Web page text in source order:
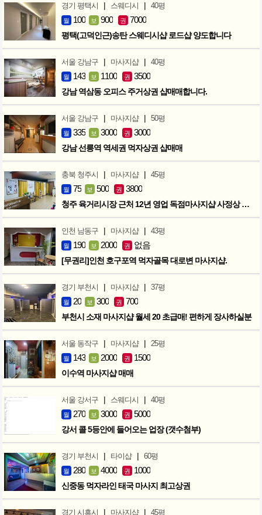
경기 평택시 | 스웨디시 | 40평
월 100 보 900 권 7000
평택(고덕인근)송탄 스웨디시샵 로드샵 양도합니다
서울 강남구 | 마사지샵 | 40평
월 143 보 1100 권 3500
강남 역삼동 오피스 주거상권 샵매매합니다.
서울 강남구 | 마사지샵 | 50평
월 335 보 3000 권 3000
강남 선릉역 역세권 먹자상권 샵매매
충북 청주시 | 마사지샵 | 45평
월 75 보 500 권 3800
청주 육거리시장 근처 12년 영업 독점마사지샵 사정상 급매합니다.
인천 남동구 | 마사지샵 | 43평
월 190 보 2000 권 없음
[무권리]인천 호구포역 먹자골목 대로변 마사지샵.
경기 부천시 | 마사지샵 | 37평
월 20 보 300 권 700
부천시 소재 마사지샵 월세 20 초급매! 편하게 장사하실분
서울 동작구 | 마사지샵 | 25평
월 143 보 2000 권 1500
이수역 마사지샵 매매
서울 강서구 | 스웨디시 | 40평
월 270 보 3000 권 5000
강서 콜 5등안에 들어오는 업장 (갯수첨부)
경기 부천시 | 타이샵 | 60평
월 280 보 4000 권 1000
신중동 먹자라인 태국 마사지 최고상권
경기 시흥시 | 마사지샵 | 45평